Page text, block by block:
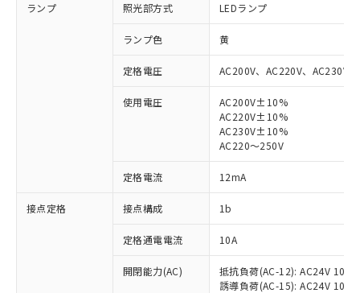
ランプ 照光部方式 LEDランプ
ランプ色 黄
定格電圧 AC200V、AC220V、AC230V
使用電圧
AC200V±10%
AC220V±10%
AC230V±10%
AC220～250V
定格電流 12mA
接点定格 接点構成 1b
定格通電電流 10A
開閉能力(AC)
抵抗負荷(AC-12): AC24V 10A/
誘導負荷(AC-15): AC24V
ご利用条件
以下の条件をお読みいただき、同意のうえ
対応済み：EU RoHS指令（10物質）の
非含有に対応した製品が提供可能な商品で
対応予定：EU RoHS指令（10物質）の非含
有に対応した製品に切り替える予定のある
対応予定なし：EU RoHS指令（10物質）の
非含有に非対応の商品で、対応品を出す予